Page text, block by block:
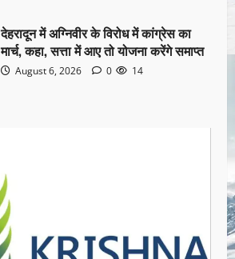
देहरादून में अग्निवीर के विरोध में कांग्रेस का
मार्च, कहा, सत्ता में आए तो योजना करेंगे समाप्त
August 6, 2026 0 14